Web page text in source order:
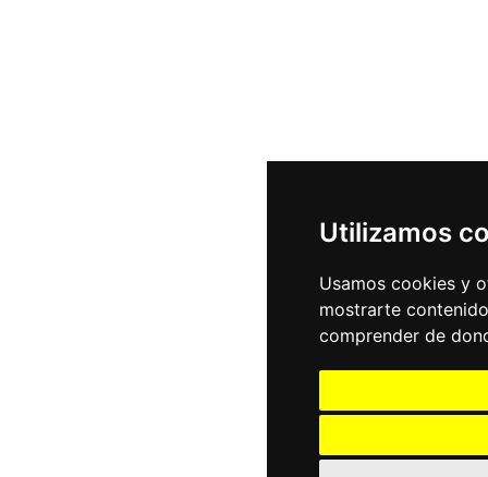
Utilizamos
Usamos cookies y
mostrarte
comprender de